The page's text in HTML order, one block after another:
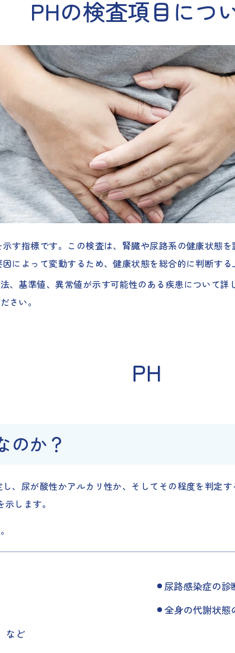
PHの検査項目につ
す指標です。この検査は、腎臓や尿路系の健康状態
によって変動するため、健康状態を総合的に判断する
、基準値、異常値が示す可能性のある疾患について
さい。
PH
のか？
、尿が酸性かアルカリ性か、そしてその程度を判定
します。
尿路感染症の診
全身の代謝状態
など